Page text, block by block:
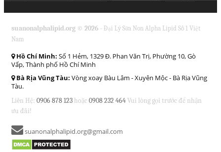
suanonalphalipid.org © 2026 - Đại Lý Sữa Non Alpha Lipid Số 1 Việt
Nam
Hồ Chí Minh: Số 1 Hẻm, 1329 Đ. Phan Văn Trị, Phường 10, Gò
Vấp, Thành phố Hồ Chí Minh
Bà Rịa Vũng Tàu: Vòng xoay Bàu Lâm - Xuyên Mộc - Bà Rịa Vũng
Tàu.
Liên Hệ: 0906 878 123 hoặc0908 232 464Vui lòng gọi trước để nhận
ưu đãi!
suanonalphalipid.org@gmail.com